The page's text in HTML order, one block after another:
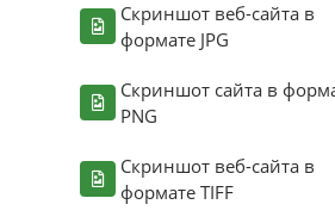
Скриншот веб-сайта в
формате JPG
Скриншот сайта в
PNG
Скриншот веб-сайта в
формате TIFF